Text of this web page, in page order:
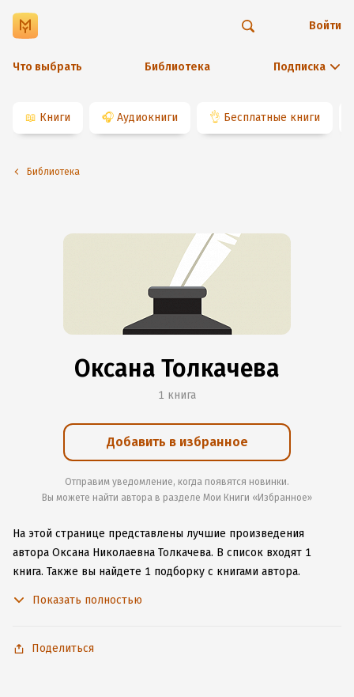
Что выбрать Библиотека Подписка
Войти
📖 Книги 🎧 Аудиокниги 👌 Бесплатные книги
Библиотека
Оксана Толкачева
1 книга
Добавить в избранное
Отправим уведомление, когда появятся новинки.
Вы можете найти автора в разделе Мои Книги «Избранное»
На этой странице представлены лучшие произведения
автора Оксана Николаевна Толкачева. В список входят 1
книга. Также вы найдете 1 подборку с книгами автора.
iOS или Android, чтобы не расставаться с любимыми
Показать полностью
Поделиться